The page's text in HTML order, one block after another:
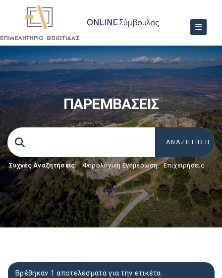
ΠΑΡΕΜΒΑΣΕΙΣ
Συχνές Αναζητήσεις: Φορολογικη Ενημέρωση, Επιχειρήσεις
Βρέθηκαν 1 αποτελέσματα για την ετικέτα